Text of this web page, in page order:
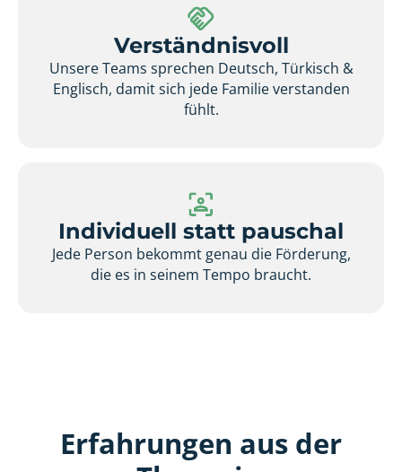
Verständnisvoll
Unsere Teams sprechen Deutsch, Türkisch &
Englisch, damit sich jede Familie verstanden
fühlt.
Individuell statt pauschal
Jede Person bekommt genau die Förderung,
die es in seinem Tempo braucht.
Erfahrungen aus der